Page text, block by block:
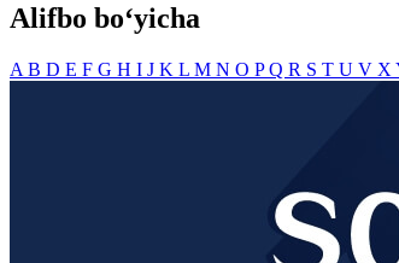
Alifbo bo‘yicha
A B D E F G H I J K L M N O PQ R S T U V X